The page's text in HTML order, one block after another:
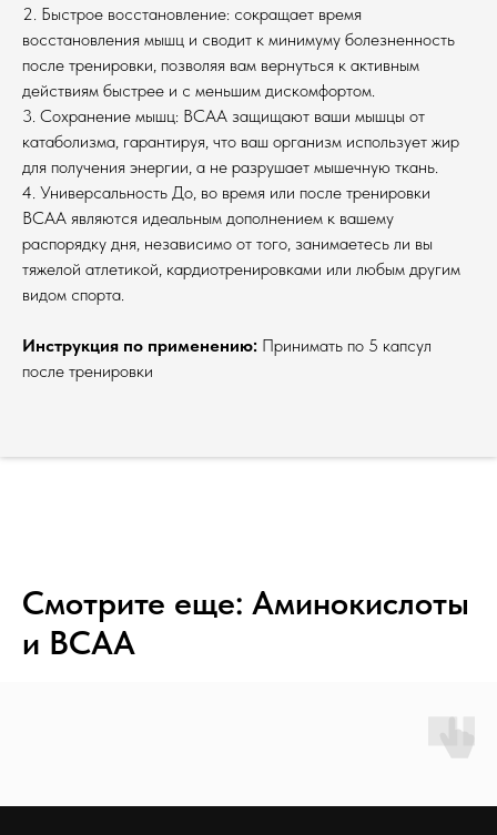
2. Быстрое восстановление: сокращает время
восстановления мышц и сводит к минимуму болезненность
после тренировки, позволяя вам вернуться к активным
действиям быстрее и с меньшим дискомфортом.
3. Сохранение мышц: BCAA защищают ваши мышцы от
катаболизма, гарантируя, что ваш организм использует жир
для получения энергии, а не разрушает мышечную ткань.
4. Универсальность До, во время или после тренировки
ВСАА являются идеальным дополнением к вашему
распорядку дня, независимо от того, занимаетесь ли вы
тяжелой атлетикой, кардиотренировками или любым другим
видом спорта.
Инструкция по применению: Принимать по 5 капсул
после тренировки
Смотрите еще: Аминокислоты
и BCAA